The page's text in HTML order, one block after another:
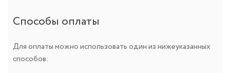
Способы оплаты
Для оплаты можно использовать один из нижеуказанных
способов: